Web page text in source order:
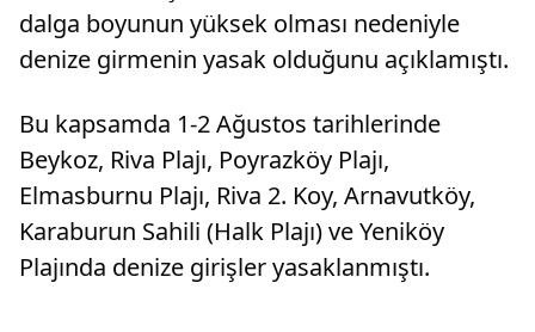
dalga boyunun yüksek olması nedeniyle
denize girmenin yasak olduğunu açıklamıştı.
Bu kapsamda 1-2 Ağustos tarihlerinde
Beykoz, Riva Plajı, Poyrazköy Plajı,
Elmasburnu Plajı, Riva 2. Koy, Arnavutköy,
Karaburun Sahili (Halk Plajı) ve Yeniköy
Plajında denize girişler yasaklanmıştı.